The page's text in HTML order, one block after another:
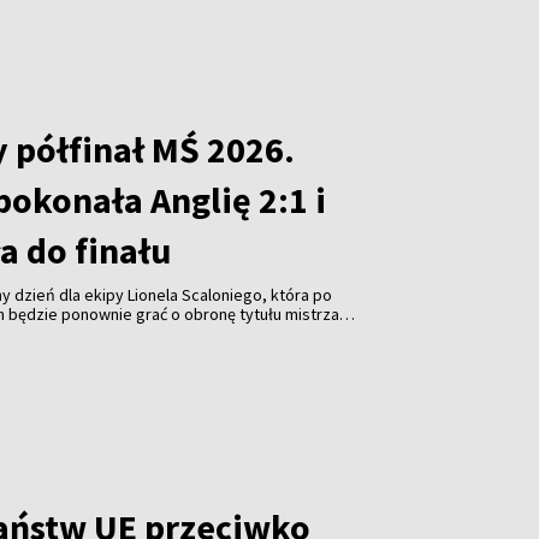
MŚ 2026.
Anglię 2:1 i
do finału
dzień dla ekipy Lionela Scaloniego, która po
będzie ponownie grać o obronę tytułu mistrza
Zagra w nim w niedzielę z Hiszpanią. Dzień
się w meczu o trzecie miejsce.
UE przeciwko